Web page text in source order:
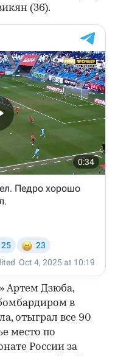
(36).
Артем Дзюба,
в
отыграл все 90
место по
России за